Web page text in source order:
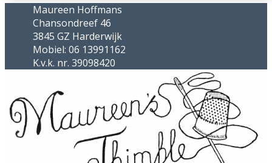
Maureen Hoffmans
Chansondreef 46
3845 GZ Harderwijk
Mobiel: 06 13991162
K.v.k. nr. 39098420